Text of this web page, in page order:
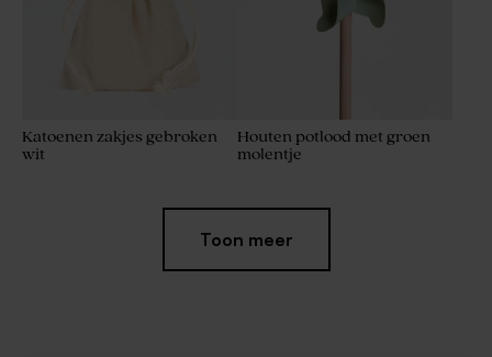
Katoenen zakjes gebroken
wit
Houten potlood met groen
molentje
Toon meer